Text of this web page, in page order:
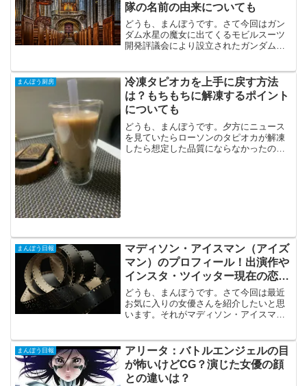
隊の名前の由来についても
どうも、まんぼうです。さて今回はガン
ダム水星の魔女に出てくるモビルスーツ
開発評議会により設立されたガンダム監
も触れますのでネタバレをしたくない方
はブラウザバックをお願い...
まんぼう厨房
冷凍タピオカを上手に戻す方法
は？もちもちに解凍するポイント
についても
どうも、まんぼうです。夕方にニュース
を見ていたらローソンのタピオカが解凍
したら想定した品質にならなかったので
まんぼう日報
マディソン・アイスマン（アイズ
マン）のプロフィール！出演作や
インスタ・ツイッター現在の恋人
についても
どうも、まんぼうです。さて今回は最近
お気に入りの女優さんを紹介したいと思
います。それがマディソン・アイスマン
に出演してからですね。今回はそんなマ
ディソン・アイスマンのプ...
まんぼう日報
アリータ：バトルエンジェルの目
が怖いけどCG？演じた女優の顔
との違いは？